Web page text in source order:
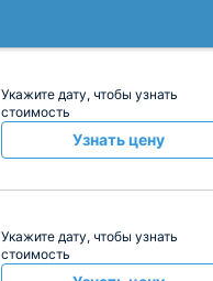
Укажите дату, чтобы узнать
стоимость
Узнать цену
Укажите дату, чтобы узнать
стоимость